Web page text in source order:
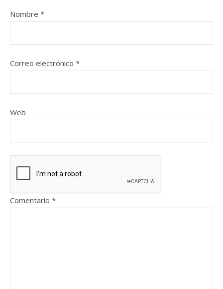
Nombre *
Correo electrónico *
Web
Comentario *